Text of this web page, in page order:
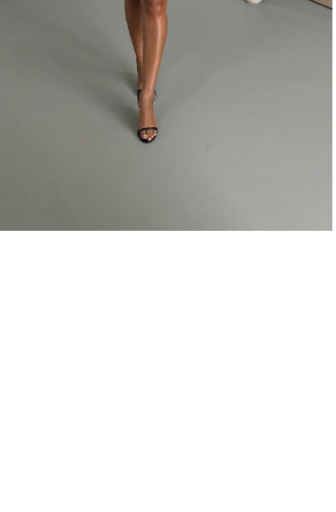
Kampanya, duyuru ve bilgilendirmelerden E-Posta,
WhatsApp ve SMS yoluyla haberdar olmak istediğimi
Aydınlatma metni için tıklayın
Kaydet